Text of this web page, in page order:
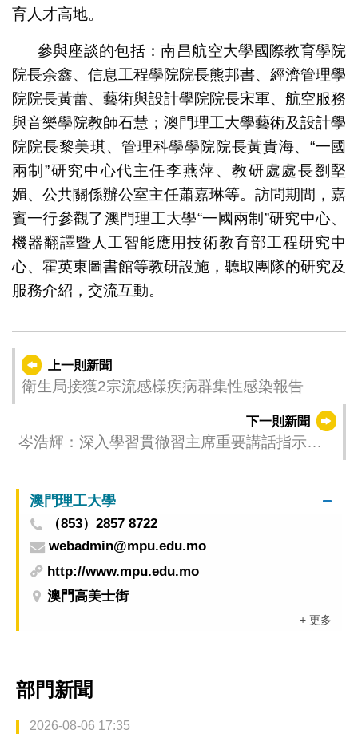
育人才高地。
參與座談的包括：南昌航空大學國際教育學院
院長余鑫、信息工程學院院長熊邦書、經濟管理學
院院長黃蕾、藝術與設計學院院長宋軍、航空服務
與音樂學院教師石慧；澳門理工大學藝術及設計學
院院長黎美琪、管理科學學院院長黃貴海、“一國
兩制”研究中心代主任李燕萍、教研處處長劉堅
媚、公共關係辦公室主任蕭嘉琳等。訪問期間，嘉
賓一行參觀了澳門理工大學“一國兩制”研究中心、
機器翻譯暨人工智能應用技術教育部工程研究中
心、霍英東圖書館等教研設施，聽取團隊的研究及
服務介紹，交流互動。
上一則新聞
衛生局接獲2宗流感樣疾病群集性感染報告
下一則新聞
岑浩輝：深入學習貫徹習主席重要講話指示精
澳門理工大學
（853）2857 8722
webadmin@mpu.edu.mo
http://www.mpu.edu.mo
澳門高美士街
+ 更多
部門新聞
2026-08-06 17:35